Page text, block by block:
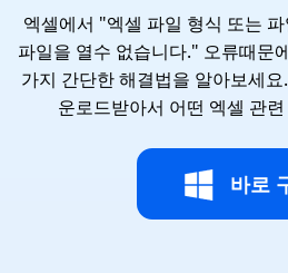
엑셀에서 "엑셀 파일 형식 또는
파일을 열수 없습니다." 오류때문
가지 간단한 해결법을 알아보세
운로드받아서 어떤 엑셀 관
바로